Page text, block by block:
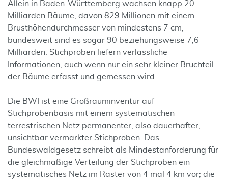
Allein in Baden-Württemberg wachsen knapp 20
Milliarden Bäume, davon 829 Millionen mit einem
Brusthöhendurchmesser von mindestens 7 cm,
bundesweit sind es sogar 90 beziehungsweise 7,6
Milliarden. Stichproben liefern verlässliche
Informationen, auch wenn nur ein sehr kleiner Bruchteil
der Bäume erfasst und gemessen wird.
Die BWI ist eine Großrauminventur auf
Stichprobenbasis mit einem systematischen
terrestrischen Netz permanenter, also dauerhafter,
unsichtbar vermarkter Stichproben. Das
Bundeswaldgesetz schreibt als Mindestanforderung für
die gleichmäßige Verteilung der Stichproben ein
systematisches Netz im Raster von 4 mal 4 km vor; die